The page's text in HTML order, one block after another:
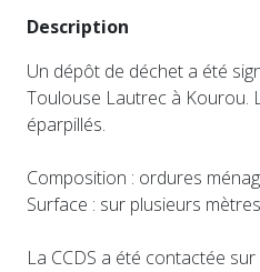
Description
Un dépôt de déchet a été
Toulouse Lautrec à Kourou.
éparpillés.
Composition : ordures
Surface : sur plusieurs mètres
La CCDS a été contactée sur